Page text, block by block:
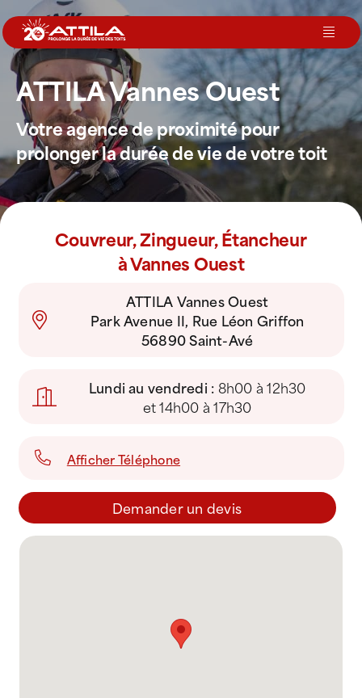
Passer
au
contenu
Le groupe
Nos services
Nos agences
Votre toit
ATTILA Vannes Ouest
Votre agence de proximité pour
prolonger la durée de vie de votre toit
Couvreur, Zingueur, Étancheur
à Vannes Ouest
ATTILA Vannes Ouest
Park Avenue II, Rue Léon Griffon
56890 Saint-Avé
Lundi au vendredi : 8h00 à 12h30
et 14h00 à 17h30
Afficher Téléphone
Demander un devis